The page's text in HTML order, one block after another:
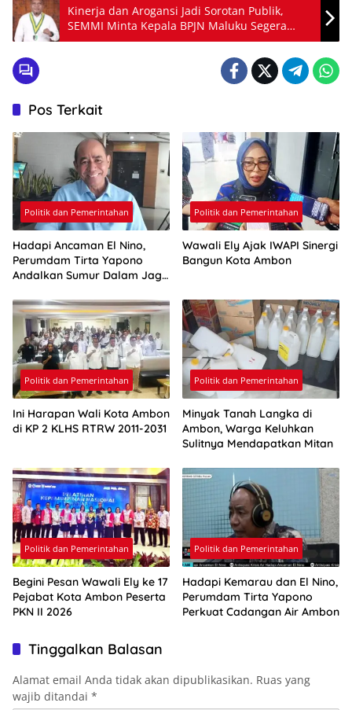
Kinerja dan Arogansi Jadi Sorotan Publik,
SEMMI Minta Kepala BPJN Maluku Segera
Dievaluasi
Pos Terkait
Politik dan Pemerintahan
Hadapi Ancaman El Nino,
Perumdam Tirta Yapono
Andalkan Sumur Dalam Jaga
Politik dan Pemerintahan
Wawali Ely Ajak IWAPI Sinergi
Bangun Kota Ambon
Politik dan Pemerintahan
Ini Harapan Wali Kota Ambon
di KP 2 KLHS RTRW 2011-2031
Politik dan Pemerintahan
Minyak Tanah Langka di
Ambon, Warga Keluhkan
Sulitnya Mendapatkan Mitan
Politik dan Pemerintahan
Begini Pesan Wawali Ely ke 17
Pejabat Kota Ambon Peserta
PKN II 2026
Politik dan Pemerintahan
Hadapi Kemarau dan El Nino,
Perumdam Tirta Yapono
Perkuat Cadangan Air Ambon
Tinggalkan Balasan
Alamat email Anda tidak akan dipublikasikan. Ruas yang
wajib ditandai *